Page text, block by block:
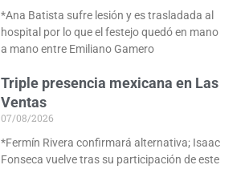
*Ana Batista sufre lesión y es trasladada al
hospital por lo que el festejo quedó en mano
a mano entre Emiliano Gamero
Triple presencia mexicana en Las
Ventas
07/08/2026
*Fermín Rivera confirmará alternativa; Isaac
Fonseca vuelve tras su participación de este